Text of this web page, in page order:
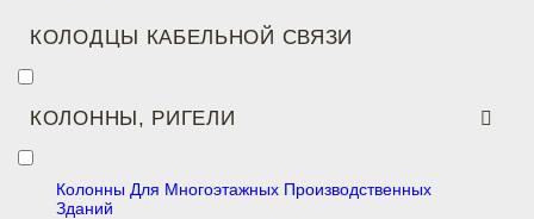
КОЛОДЦЫ КАБЕЛЬНОЙ СВЯЗИ
КОЛОННЫ, РИГЕЛИ
Колонны Для Многоэтажных Производственных
Зданий